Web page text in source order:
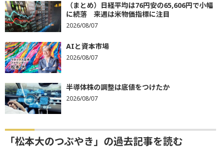
（まとめ）日経平均は76円安の65,606円で小幅
に続落 来週は米物価指標に注目
2026/08/07
AIと資本市場
2026/08/07
半導体株の調整は底値をつけたか
2026/08/07
「松本大のつぶやき」の過去記事を読む